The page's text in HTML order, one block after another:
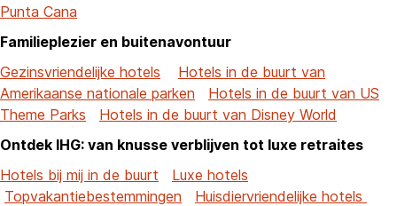
Punta Cana
Familieplezier en buitenavontuur
Gezinsvriendelijke hotels
Hotels in de buurt van
Amerikaanse nationale parken
Hotels in de buurt van US
Theme Parks
Hotels in de buurt van Disney World
Ontdek IHG: van knusse verblijven tot luxe retraites
Hotels bij mij in de buurt
Luxe hotels
Topvakantiebestemmingen
Huisdiervriendelijke hotels